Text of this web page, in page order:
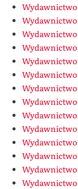
Wydawnictwo
Wydawnictwo
Wydawnictwo
Wydawnictwo
Wydawnictwo
Wydawnictwo